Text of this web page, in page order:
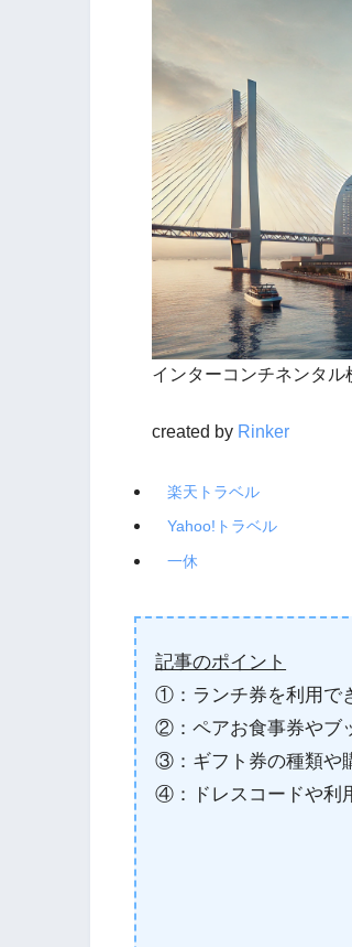
インターコンチネンタ
created by Rinker
楽天トラベル
Yahoo!トラベル
一休
記事のポイント
①：ランチ券を利用で
②：ペアお食事券やブ
③：ギフト券の種類や
④：ドレスコードや利